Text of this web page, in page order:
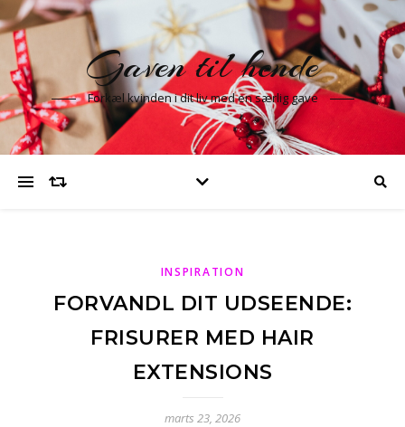
Gaven til hende
Forkæl kvinden i dit liv med en særlig gave
INSPIRATION
FORVANDL DIT UDSEENDE:
FRISURER MED HAIR
EXTENSIONS
marts 23, 2026